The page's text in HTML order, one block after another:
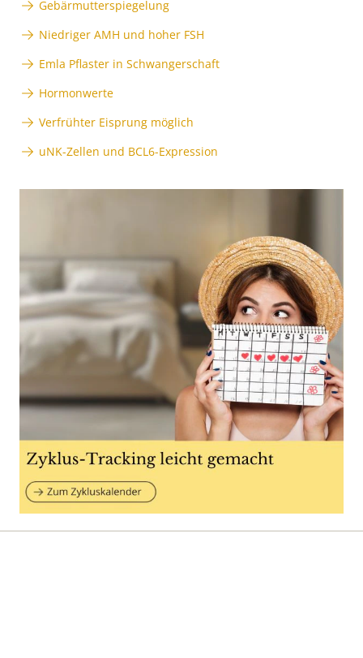
Gebärmutterspiegelung
Niedriger AMH und hoher FSH
Emla Pflaster in Schwangerschaft
Hormonwerte
Verfrühter Eisprung möglich
uNK-Zellen und BCL6-Expression